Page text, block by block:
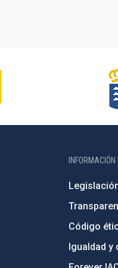
Código
Igualdad y